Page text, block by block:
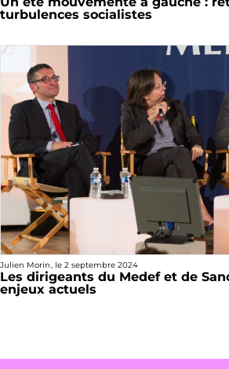
turbulences socialistes
Julien Morin, le 2 septembre 2024
Les dirigeants du Medef et de
enjeux actuels